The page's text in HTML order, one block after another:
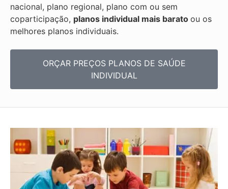
nacional, plano regional, plano com ou sem
coparticipação, planos individual mais barato ou os
melhores planos individuais.
ORÇAR PREÇOS PLANOS DE SAÚDE
INDIVIDUAL